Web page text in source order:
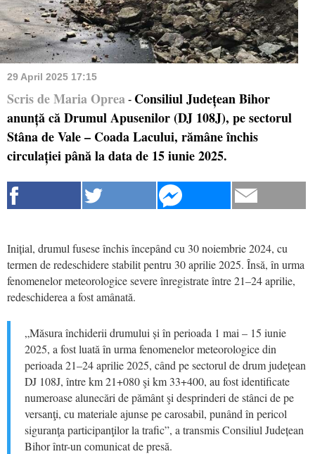
29 April 2025 17:15
Scris de Maria Oprea - Consiliul Județean Bihor
anunță că Drumul Apusenilor (DJ 108J), pe sectorul
Stâna de Vale – Coada Lacului, rămâne închis
circulației până la data de 15 iunie 2025.
Inițial, drumul fusese închis începând cu 30 noiembrie 2024, cu
termen de redeschidere stabilit pentru 30 aprilie 2025. Însă, în urma
fenomenelor meteorologice severe înregistrate între 21–24 aprilie,
redeschiderea a fost amânată.
„Măsura închiderii drumului și în perioada 1 mai – 15 iunie
2025, a fost luată în urma fenomenelor meteorologice din
perioada 21–24 aprilie 2025, când pe sectorul de drum judeţean
DJ 108J, între km 21+080 şi km 33+400, au fost identificate
numeroase alunecări de pământ şi desprinderi de stânci de pe
versanţi, cu materiale ajunse pe carosabil, punând în pericol
siguranţa participanţilor la trafic”, a transmis Consiliul Județean
Bihor într-un comunicat de presă.